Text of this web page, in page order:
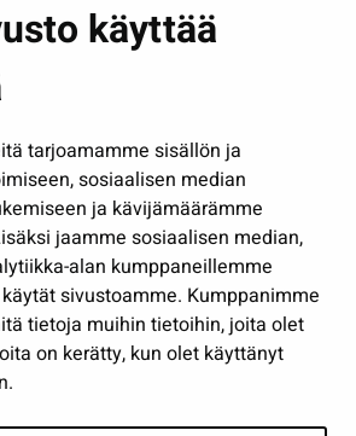
käyttää
tarjoamamme sisällön ja
sosiaalisen median
ja kävijämäärämme
jaamme sosiaalisen median,
alan kumppaneillemme
sivustoamme. Kumppanimme
tietoja muihin tietoihin, joita olet
on kerätty, kun olet käyttänyt